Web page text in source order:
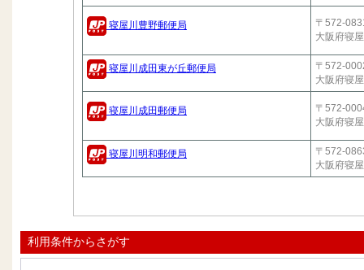
寝屋川豊野郵便局
〒572-
大阪府寝
寝屋川成田東が丘郵便局
〒572-
大阪府寝
寝屋川成田郵便局
〒572-
大阪府寝
寝屋川明和郵便局
〒572-
大阪府寝
利用条件からさがす